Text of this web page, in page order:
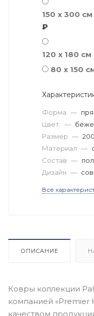
150 x 300 см
₽
120 x 180 см
80 x 150
Форма —
Цвет: —
Размер —
Материал —
Состав —
Дизайн —
Все
ОПИСАНИЕ
Ковры коллекции
компанией «Premier
качеством